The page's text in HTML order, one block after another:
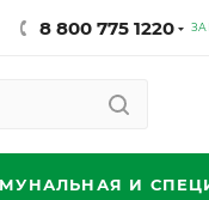
8 800 775 1220
И